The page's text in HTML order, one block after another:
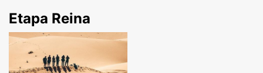
Etapa Reina